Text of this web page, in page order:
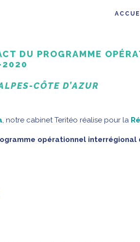
DU PROGRAMME
2020
CÔTE D’AZUR
, notre cabinet Teritéo réalise pour la
opérationnel interrégional